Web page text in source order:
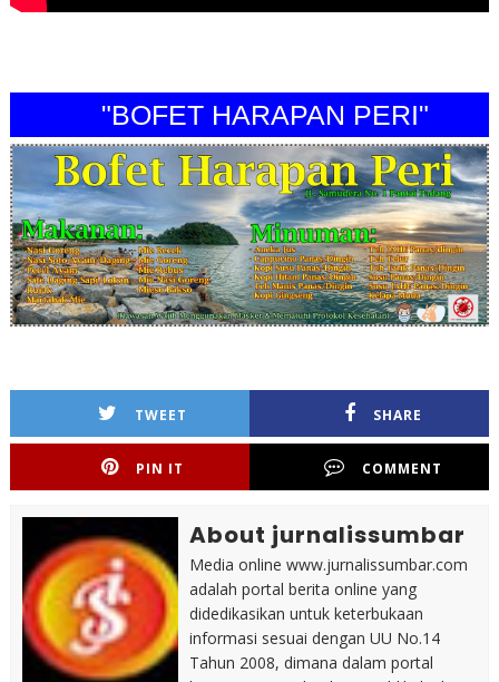
"BOFET HARAPAN PERI"
TWEET SHARE
PIN IT COMMENT
About jurnalissumbar
Media online www.jurnalissumbar.com
adalah portal berita online yang
didedikasikan untuk keterbukaan
informasi sesuai dengan UU No.14
Tahun 2008, dimana dalam portal